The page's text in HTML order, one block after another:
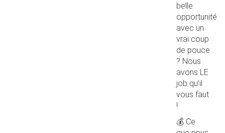
belle
opportunité
avec un
vrai coup
de pouce
? Nous
avons LE
job qu’il
vous faut
!
💰 Ce